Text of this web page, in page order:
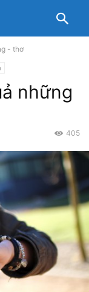
- thơ
những
405